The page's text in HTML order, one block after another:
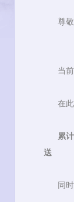
尊
当
在
累
送
同